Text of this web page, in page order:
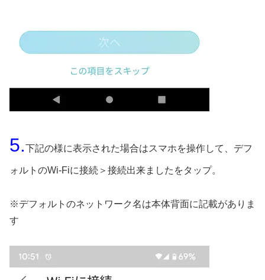
5.下記の様に表示された場合はスマホを操作して、デフ
ォルトのWi-Fiに接続＞接続出来ましたをタップ。
※デフォルトのネットワーク名は本体背面に記載がありま
す